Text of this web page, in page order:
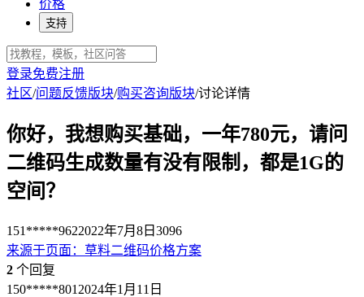
价格
支持
登录免费注册
社区/问题反馈版块/购买咨询版块/讨论详情
你好，我想购买基础，一年780元，请问
二维码生成数量有没有限制，都是1G的
空间？
151*****9622022年7月8日 3096
来源于页面 ： 草料二维码价格方案
2 个回复
150*****801 2024年1月11日